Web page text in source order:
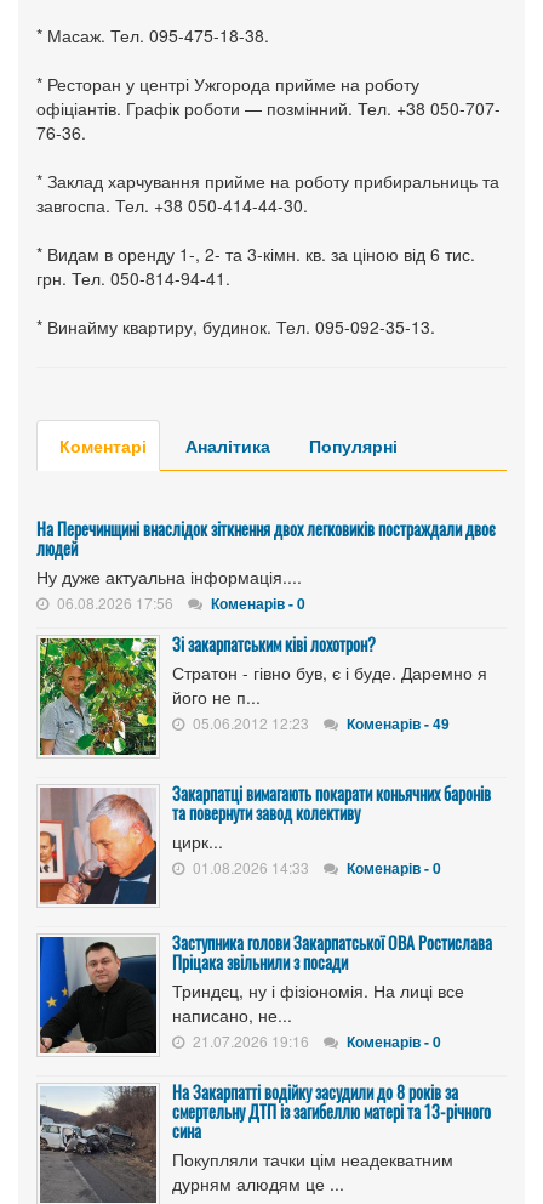
* Масаж. Тел. 095-475-18-38.
* Ресторан у центрі Ужгорода прийме на роботу
офіціантів. Графік роботи — позмінний. Тел. +38 050-707-
76-36.
* Заклад харчування прийме на роботу прибиральниць та
завгоспа. Тел. +38 050-414-44-30.
* Видам в оренду 1-, 2- та 3-кімн. кв. за ціною від 6 тис.
грн. Тел. 050-814-94-41.
* Винайму квартиру, будинок. Тел. 095-092-35-13.
Коментарі Аналітика Популярні
На Перечинщині внаслідок зіткнення двох легковиків постраждали двоє
людей
Ну дуже актуальна інформація....
06.08.2026 17:56 Коменарів - 0
Зі закарпатським ківі лохотрон?
Стратон - гівно був, є і буде. Даремно я
його не п...
05.06.2012 12:23 Коменарів - 49
Закарпатці вимагають покарати коньячних баронів
та повернути завод колективу
цирк...
01.08.2026 14:33 Коменарів - 0
Заступника голови Закарпатської ОВА Ростислава
Пріцака звільнили з посади
Триндєц, ну і фізіономія. На лиці все
написано, не...
21.07.2026 19:16 Коменарів - 0
На Закарпатті водійку засудили до 8 років за
смертельну ДТП із загибеллю матері та 13-річного
сина
Покупляли тачки цім неадекватним
дурням алюдям це ...